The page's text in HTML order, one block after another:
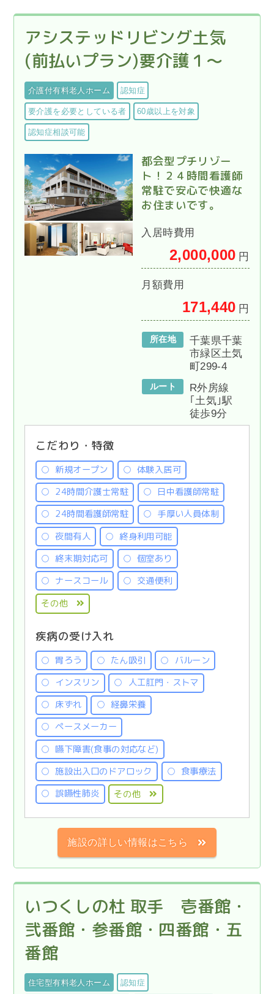
アシステッドリビング土気
(前払いプラン)要介護１～
介護付有料老人ホーム 認知症
要介護を必要としている者 60歳以上を対象
認知症相談可能
都会型プチリゾー
ト！２４時間看護師
常駐で安心で快適な
お住まいです。
入居時費用
2,000,000 円
月額費用
171,440 円
所在地
千葉県千葉
市緑区土気
町299-4
ルート
R外房線
｢土気｣駅
徒歩9分
こだわり・特徴
新規オープン
体験入居可
24時間介護士常駐
日中看護師常駐
24時間看護師常駐
手厚い人員体制
夜間有人
終身利用可能
終末期対応可
個室あり
ナースコール
交通便利
その他
疾病の受け入れ
胃ろう たん吸引
バルーン
インスリン
人工肛門・ストマ
床ずれ
経鼻栄養
ペースメーカー
嚥下障害(食事の対応など)
施設出入口のドアロック
食事療法
誤嚥性肺炎
その他
施設の詳しい情報はこちら
いつくしの杜 取手 壱番館・
弐番館・参番館・四番館・五
番館
住宅型有料老人ホーム 認知症